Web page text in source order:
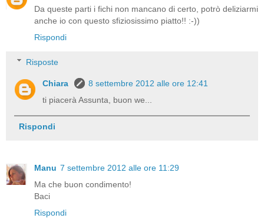
Da queste parti i fichi non mancano di certo, potrò deliziarmi
anche io con questo sfiziosissimo piatto!! :-))
Rispondi
Risposte
Chiara
8 settembre 2012 alle ore 12:41
ti piacerà Assunta, buon we...
Rispondi
Manu 7 settembre 2012 alle ore 11:29
Ma che buon condimento!
Baci
Rispondi